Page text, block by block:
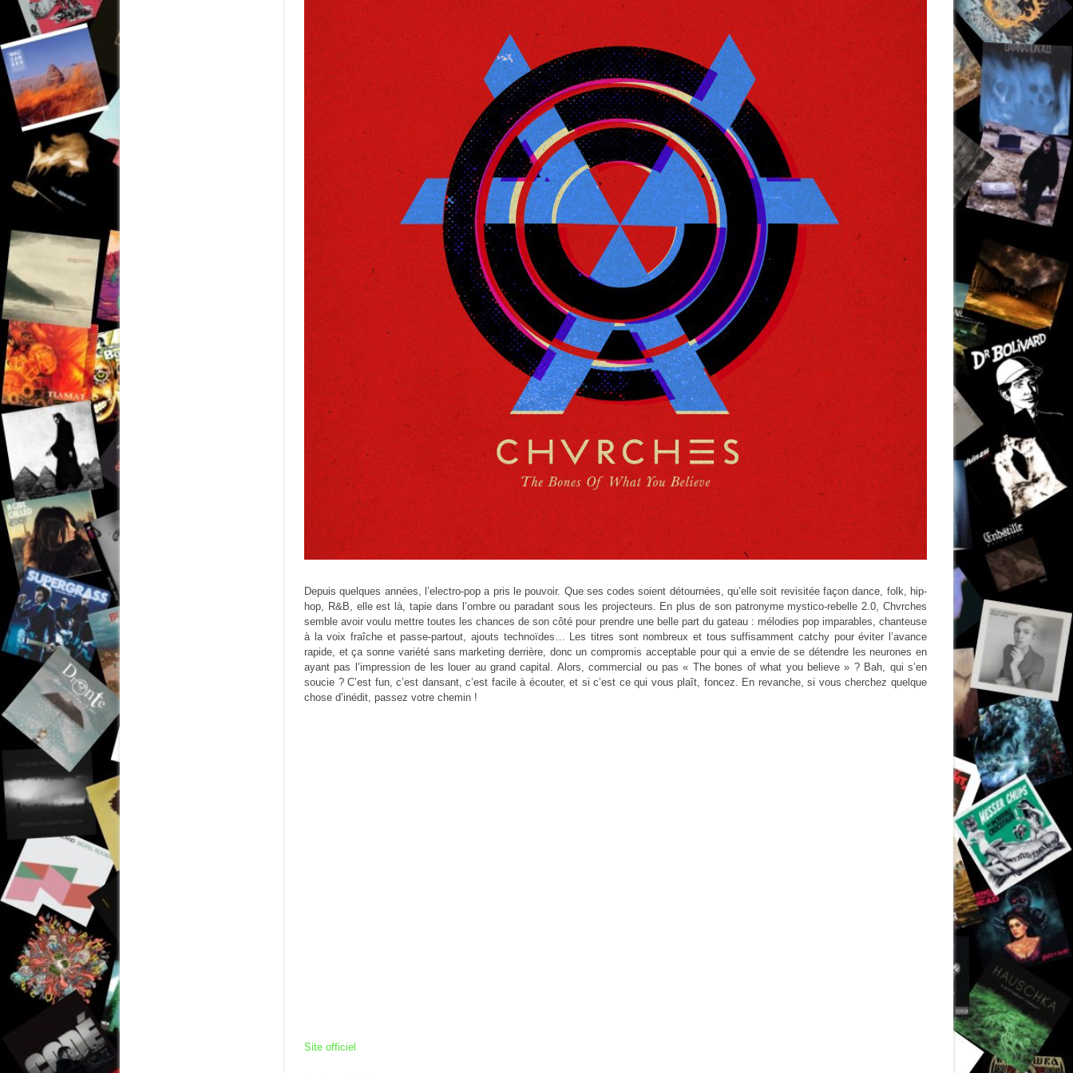
Depuis quelques années, l’electro-pop a pris le pouvoir. Que ses codes soient détournées, qu’elle soit revisitée façon dance, folk, hip-
hop, R&B, elle est là, tapie dans l’ombre ou paradant sous les projecteurs. En plus de son patronyme mystico-rebelle 2.0, Chvrches
semble avoir voulu mettre toutes les chances de son côté pour prendre une belle part du gateau : mélodies pop imparables, chanteuse
à la voix fraîche et passe-partout, ajouts technoïdes… Les titres sont nombreux et tous suffisamment catchy pour éviter l’avance
rapide, et ça sonne variété sans marketing derrière, donc un compromis acceptable pour qui a envie de se détendre les neurones en
ayant pas l’impression de les louer au grand capital. Alors, commercial ou pas « The bones of what you believe » ? Bah, qui s’en
soucie ? C’est fun, c’est dansant, c’est facile à écouter, et si c’est ce qui vous plaît, foncez. En revanche, si vous cherchez quelque
chose d’inédit, passez votre chemin !
Site officiel